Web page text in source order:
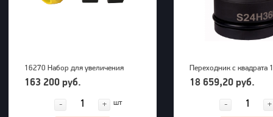
16270 Набор для увеличения
радиуса снятия покрышек для
163 200 руб.
- + шт
Переходник с квадрата
внешний шестигранник
18 659,20 руб.
- +